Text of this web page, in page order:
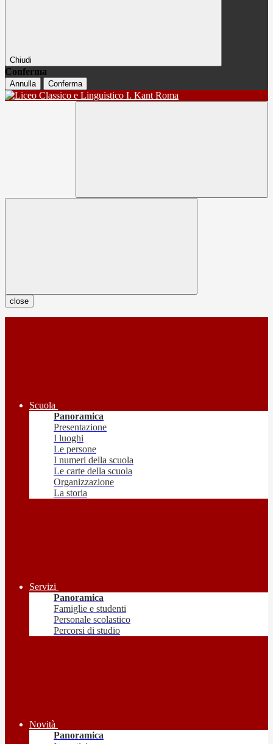
Chiudi
Conferma
Annulla Conferma
close
Scuola
Panoramica
Presentazione
I luoghi
Le persone
I numeri della scuola
Le carte della scuola
Organizzazione
La storia
Servizi
Panoramica
Famiglie e studenti
Personale scolastico
Percorsi di studio
Novità
Panoramica